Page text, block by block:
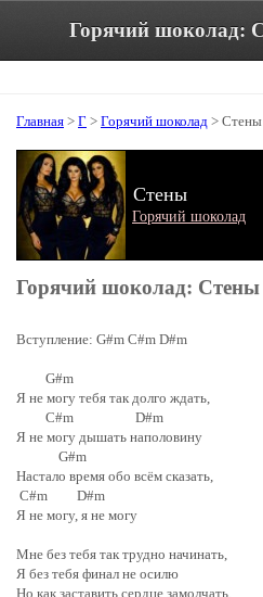
Главная > Г > Горячий шоколад > Стены
Стены
Горячий шоколад
Горячий шоколад: Стены
Вступление: G#m C#m D#m
G#m
Я не могу тебя так долго ждать,
C#m D#m
Я не могу дышать наполовину
G#m
Настало время обо всём сказать,
C#m D#m
Я не могу, я не могу
Мне без тебя так трудно начинать,
Я без тебя финал не осилю
Но как заставить сердце замолчать,